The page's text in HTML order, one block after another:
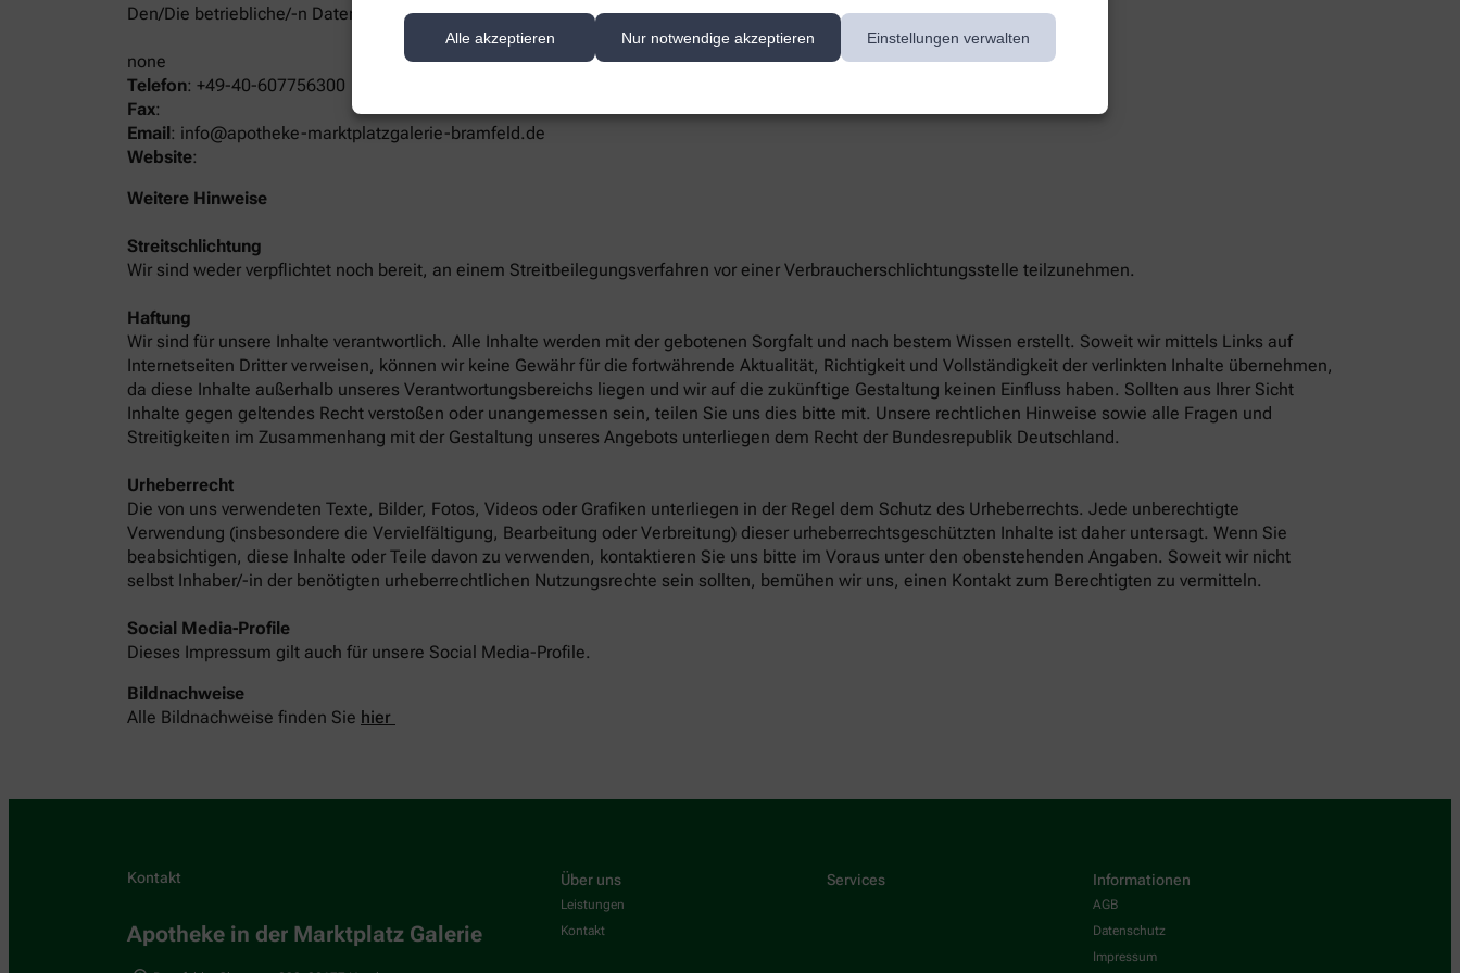
Alle akzeptieren Nur notwendige akzeptieren Einstellungen verwalten
Den/Die betriebliche/-n Datenschutzbeauftragte/-n unserer Apotheke können Sie hier erreichen:
none
Telefon: +49-40-607756300
Fax:
Email: info@apotheke-marktplatzgalerie-bramfeld.de
Website:
Weitere Hinweise
Streitschlichtung
Wir sind weder verpflichtet noch bereit, an einem Streitbeilegungsverfahren vor einer Verbraucherschlichtungsstelle teilzunehmen.
Haftung
Wir sind für unsere Inhalte verantwortlich. Alle Inhalte werden mit der gebotenen Sorgfalt und nach bestem Wissen erstellt. Soweit wir mittels Links auf
Internetseiten Dritter verweisen, können wir keine Gewähr für die fortwährende Aktualität, Richtigkeit und Vollständigkeit der verlinkten Inhalte übernehmen,
da diese Inhalte außerhalb unseres Verantwortungsbereichs liegen und wir auf die zukünftige Gestaltung keinen Einfluss haben. Sollten aus Ihrer Sicht
Inhalte gegen geltendes Recht verstoßen oder unangemessen sein, teilen Sie uns dies bitte mit. Unsere rechtlichen Hinweise sowie alle Fragen und
Streitigkeiten im Zusammenhang mit der Gestaltung unseres Angebots unterliegen dem Recht der Bundesrepublik Deutschland.
Urheberrecht
Die von uns verwendeten Texte, Bilder, Fotos, Videos oder Grafiken unterliegen in der Regel dem Schutz des Urheberrechts. Jede unberechtigte
Verwendung (insbesondere die Vervielfältigung, Bearbeitung oder Verbreitung) dieser urheberrechtsgeschützten Inhalte ist daher untersagt. Wenn Sie
beabsichtigen, diese Inhalte oder Teile davon zu verwenden, kontaktieren Sie uns bitte im Voraus unter den obenstehenden Angaben. Soweit wir nicht
selbst Inhaber/-in der benötigten urheberrechtlichen Nutzungsrechte sein sollten, bemühen wir uns, einen Kontakt zum Berechtigten zu vermitteln.
Social Media-Profile
Dieses Impressum gilt auch für unsere Social Media-Profile.
Bildnachweise
Alle Bildnachweise finden Sie hier
Kontakt
Apotheke in der Marktplatz Galerie
Über uns
Leistungen
Kontakt
Services Informationen
AGB
Datenschutz
Impressum